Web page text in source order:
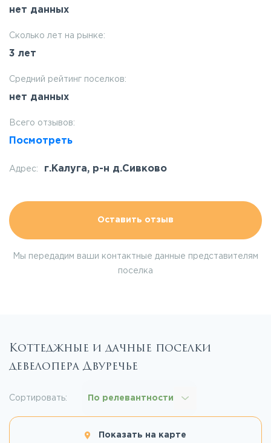
нет данных
Сколько лет на рынке:
3 лет
Средний рейтинг поселков:
нет данных
Всего отзывов:
Посмотреть
Адрес: г.Калуга, р-н д.Сивково
Оставить отзыв
Мы передадим ваши контактные данные представителям
поселка
Коттеджные и дачные поселки
девелопера Двуречье
Показать на карте
Сортировать: По релевантности